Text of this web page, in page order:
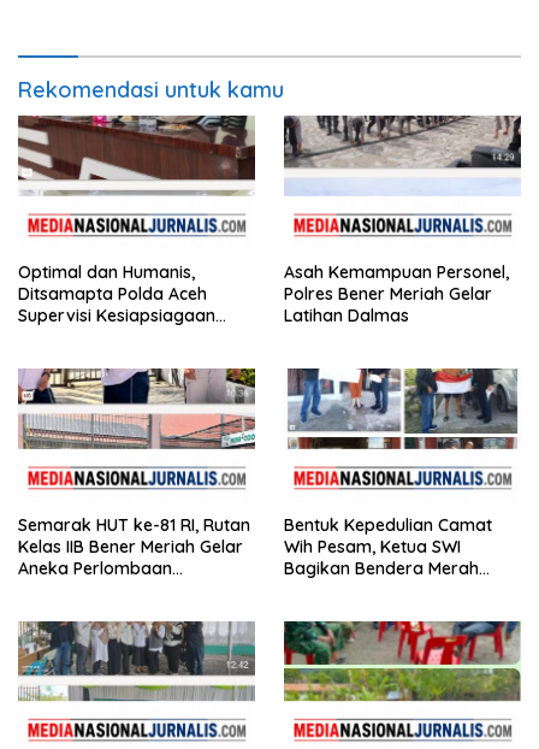
Rekomendasi untuk kamu
Optimal dan Humanis,
Ditsamapta Polda Aceh
Supervisi Kesiapsiagaan
Asah Kemampuan Personel,
Polres Bener Meriah Gelar
Latihan Dalmas
Semarak HUT ke-81 RI, Rutan
Kelas IIB Bener Meriah Gelar
Aneka Perlombaan
Bentuk Kepedulian Camat
Wih Pesam, Ketua SWI
Bagikan Bendera Merah